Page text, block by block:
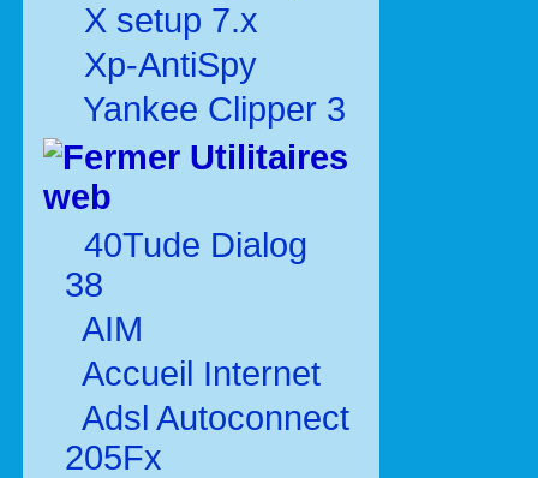
X setup 7.x
Xp-AntiSpy
Yankee Clipper 3
Utilitaires
web
40Tude Dialog
38
AIM
Accueil Internet
Adsl Autoconnect
205Fx